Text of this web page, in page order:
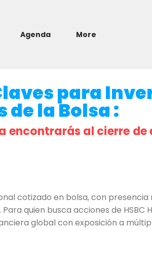
Agenda More
Claves para
de la Bolsa :
encontrarás al cierre de
cotizado en bolsa, con
quien busca acciones de HSBC
global con exposición a